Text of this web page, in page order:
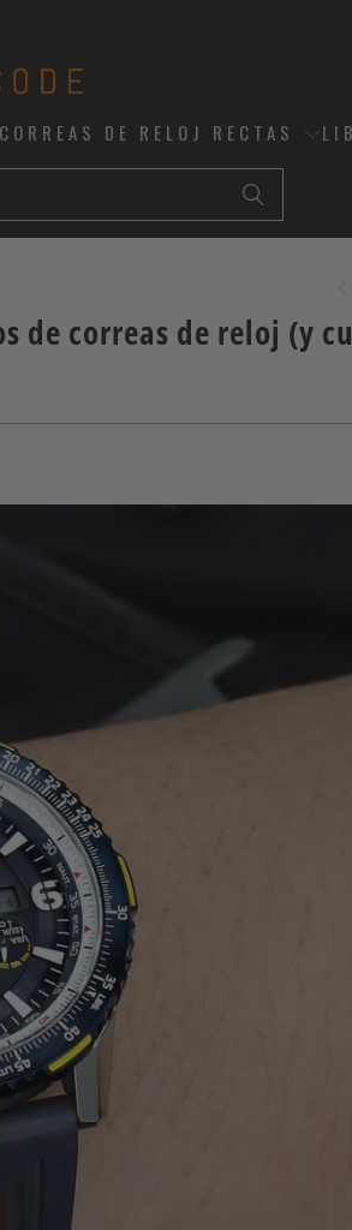
CORREAS DE RELOJ RECTAS
de correas de reloj (y